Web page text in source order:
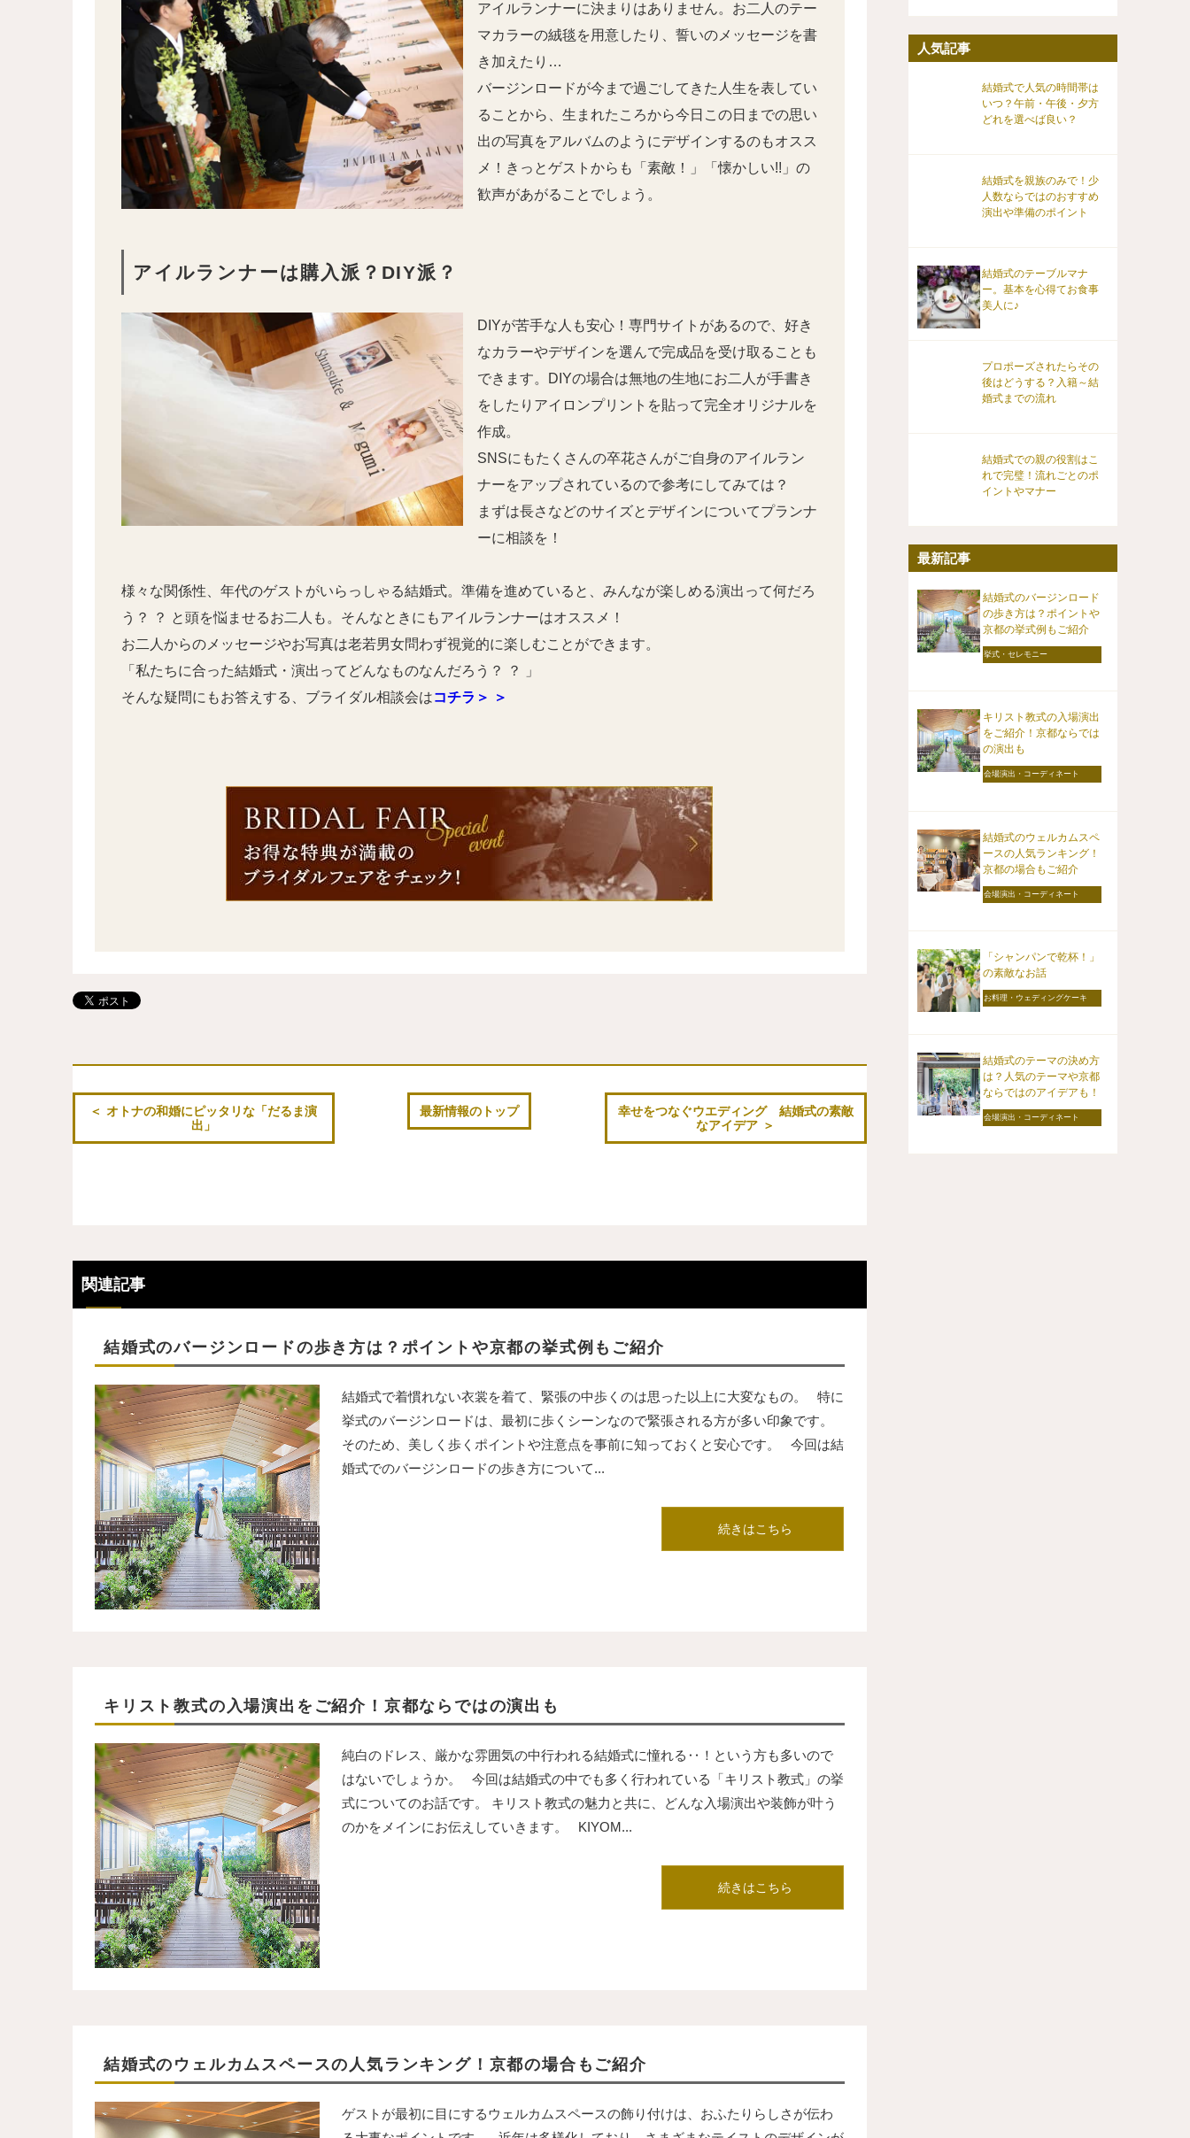
アイルランナーに決まりはありません。お二人のテー
マカラーの絨毯を用意したり、誓いのメッセージを書
き加えたり…
バージンロードが今まで過ごしてきた人生を表してい
ることから、生まれたころから今日この日までの思い
出の写真をアルバムのようにデザインするのもオスス
メ！きっとゲストからも「素敵！」「懐かしい!!」の
歓声があがることでしょう。
アイルランナーは購入派？DIY派？
DIYが苦手な人も安心！専門サイトがあるので、好き
なカラーやデザインを選んで完成品を受け取ることも
できます。DIYの場合は無地の生地にお二人が手書き
をしたりアイロンプリントを貼って完全オリジナルを
作成。
SNSにもたくさんの卒花さんがご自身のアイルラン
ナーをアップされているので参考にしてみては？
まずは長さなどのサイズとデザインについてプランナ
ーに相談を！
様々な関係性、年代のゲストがいらっしゃる結婚式。準備を進めていると、みんなが楽しめる演出って何だろ
う？ ？ と頭を悩ませるお二人も。そんなときにもアイルランナーはオススメ！
お二人からのメッセージやお写真は老若男女問わず視覚的に楽しむことができます。
「私たちに合った結婚式・演出ってどんなものなんだろう？ ？ 」
そんな疑問にもお答えする、ブライダル相談会はコチラ＞ ＞
オトナの和婚にピッタリな「だるま演
出」
最新情報のトップ
幸せをつなぐウエディング 結婚式の素敵
なアイデア
関連記事
結婚式のバージンロードの歩き方は？ポイントや京都の挙式例もご紹介
結婚式で着慣れない衣裳を着て、緊張の中歩くのは思った以上に大変なもの。 特に
挙式のバージンロードは、最初に歩くシーンなので緊張される方が多い印象です。
そのため、美しく歩くポイントや注意点を事前に知っておくと安心です。 今回は結
婚式でのバージンロードの歩き方について...
続きはこちら
キリスト教式の入場演出をご紹介！京都ならではの演出も
純白のドレス、厳かな雰囲気の中行われる結婚式に憧れる‥！という方も多いので
はないでしょうか。 今回は結婚式の中でも多く行われている「キリスト教式」の挙
式についてのお話です。 キリスト教式の魅力と共に、どんな入場演出や装飾が叶う
のかをメインにお伝えしていきます。 KIYOM...
続きはこちら
結婚式のウェルカムスペースの人気ランキング！京都の場合もご紹介
ゲストが最初に目にするウェルカムスペースの飾り付けは、おふたりらしさが伝わ
人気記事
結婚式で人気の時間帯は
いつ？午前・午後・夕方
どれを選べば良い？
結婚式を親族のみで！少
人数ならではのおすすめ
演出や準備のポイント
結婚式のテーブルマナ
ー。基本を心得てお食事
美人に♪
プロポーズされたらその
後はどうする？入籍～結
婚式までの流れ
結婚式での親の役割はこ
れで完璧！流れごとのポ
イントやマナー
最新記事
結婚式のバージンロード
の歩き方は？ポイントや
京都の挙式例もご紹介
挙式・セレモニー
キリスト教式の入場演出
をご紹介！京都ならでは
の演出も
会場演出・コーディネート
結婚式のウェルカムスペ
ースの人気ランキング！
京都の場合もご紹介
会場演出・コーディネート
「シャンパンで乾杯！」
の素敵なお話
お料理・ウェディングケーキ
結婚式のテーマの決め方
は？人気のテーマや京都
ならではのアイデアも！
会場演出・コーディネート